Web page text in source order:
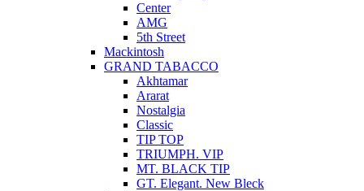
Center
AMG
5th Street
Mackintosh
GRAND TABACCO
Akhtamar
Ararat
Nostalgia
Classic
TIP TOP
TRIUMPH. VIP
MT. BLACK TIP
GT. Elegant. New Bleck